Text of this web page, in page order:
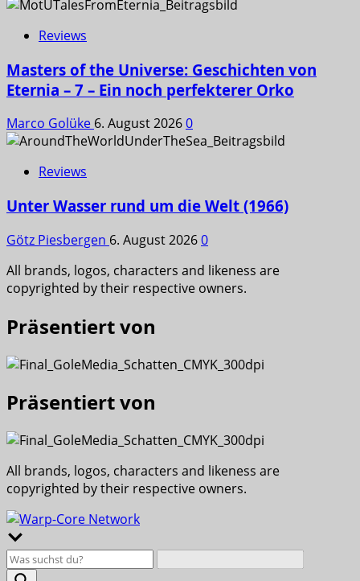
Reviews
Masters of the Universe: Geschichten von
Eternia – 7 – Ein noch perfekterer Orko
Marco Golüke 6. August 20260
Reviews
Unter Wasser rund um die Welt (1966)
Götz Piesbergen 6. August 20260
All brands, logos, characters and likeness are
copyrighted by their respective owners.
Präsentiert von
Präsentiert von
All brands, logos, characters and likeness are
copyrighted by their respective owners.